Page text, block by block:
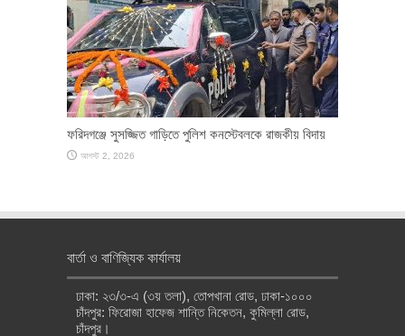
ফরিদগঞ্জে সুসজ্জিত গাড়িতে পুলিশ কনস্টেবলকে রাজকীয় বিদায়
আগস্ট 2, 2026
বার্তা ও বাণিজ্যিক কার্যালয়
ঢাকা: ২৩/৩-এ (৩য় তলা), তোপখানা রোড, ঢাকা-১০০০
চাঁদপুর: ফিরোজা হাফেজ শান্তি নিকেতন, কুমিল্লা রোড,
চাঁদপুর।